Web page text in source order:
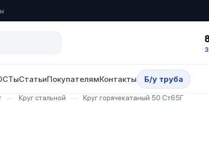
СтатьиПокупателямКонтакты Б/у труба
— Круг стальной — Круг горячекатаный 50 Ст65Г